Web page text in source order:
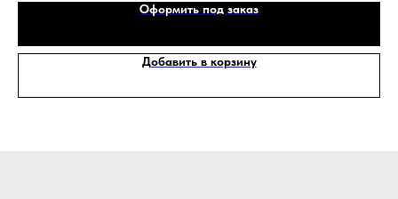
Оформить под заказ
Добавить в корзину